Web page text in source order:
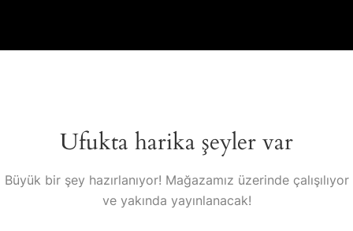
Ufukta harika şeyler var
Büyük bir şey hazırlanıyor! Mağazamız üzerinde çalışılıyor
ve yakında yayınlanacak!